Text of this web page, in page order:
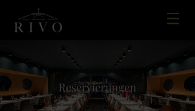
Reservierungen